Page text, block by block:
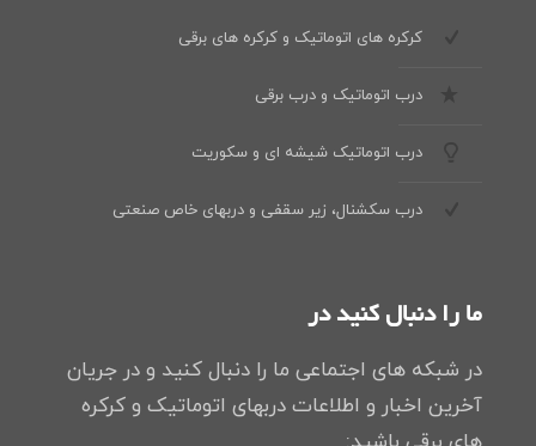
کرکره های اتوماتیک و کرکره های برقی
درب اتوماتیک و درب برقی
درب اتوماتیک شیشه ای و سکوریت
درب سکشنال، زیر سقفی و دربهای خاص صنعتی
ما را دنبال کنید در
در شبکه های اجتماعی ما را دنبال کنید و در جریان
آخرین اخبار و اطلاعات دربهای اتوماتیک و کرکره